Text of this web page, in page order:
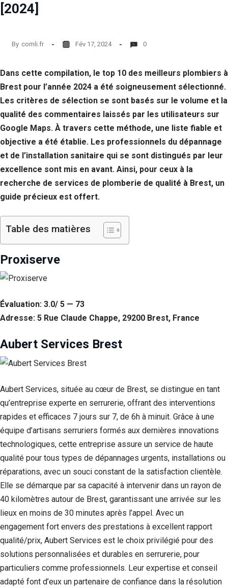
[2024]
By comli.fr Fév 17, 2024 0
Dans cette compilation, le top 10 des meilleurs plombiers à
Brest pour l’année 2024 a été soigneusement sélectionné.
Les critères de sélection se sont basés sur le volume et la
qualité des commentaires laissés par les utilisateurs sur
Google Maps. À travers cette méthode, une liste fiable et
objective a été établie. Les professionnels du dépannage
et de l’installation sanitaire qui se sont distingués par leur
excellence sont mis en avant. Ainsi, pour ceux à la
recherche de services de plomberie de qualité à Brest, un
guide précieux est offert.
Table des matières
Proxiserve
Évaluation: 3.0/ 5 — 73
Adresse: 5 Rue Claude Chappe, 29200 Brest, France
Aubert Services Brest
Aubert Services, située au cœur de Brest, se distingue en tant
qu’entreprise experte en serrurerie, offrant des interventions
rapides et efficaces 7 jours sur 7, de 6h à minuit. Grâce à une
équipe d’artisans serruriers formés aux dernières innovations
technologiques, cette entreprise assure un service de haute
qualité pour tous types de dépannages urgents, installations ou
réparations, avec un souci constant de la satisfaction clientèle.
Elle se démarque par sa capacité à intervenir dans un rayon de
40 kilomètres autour de Brest, garantissant une arrivée sur les
lieux en moins de 30 minutes après l’appel. Avec un
engagement fort envers des prestations à excellent rapport
qualité/prix, Aubert Services est le choix privilégié pour des
solutions personnalisées et durables en serrurerie, pour
particuliers comme professionnels. Leur expertise et conseil
adapté font d’eux un partenaire de confiance dans la résolution